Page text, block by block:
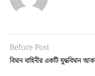
Before Post
বিমান বাহিনীর একটি যুদ্ধবিমান